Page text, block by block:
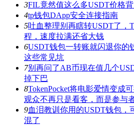
3FIL竟然值这么多USDT价格
4tp钱包DApp安全连接指南
5吐血整理别再瞎转USDT了，
程，速度拉满还省大钱
6USDT钱包一转账就闪退你的
这些常见坑
7别再问了AB币现在值几个
掉下巴
8TokenPocket将电影爱情变成
观众不再只是看客，而是参与
9血泪教训你用的USDT钱包，
混了